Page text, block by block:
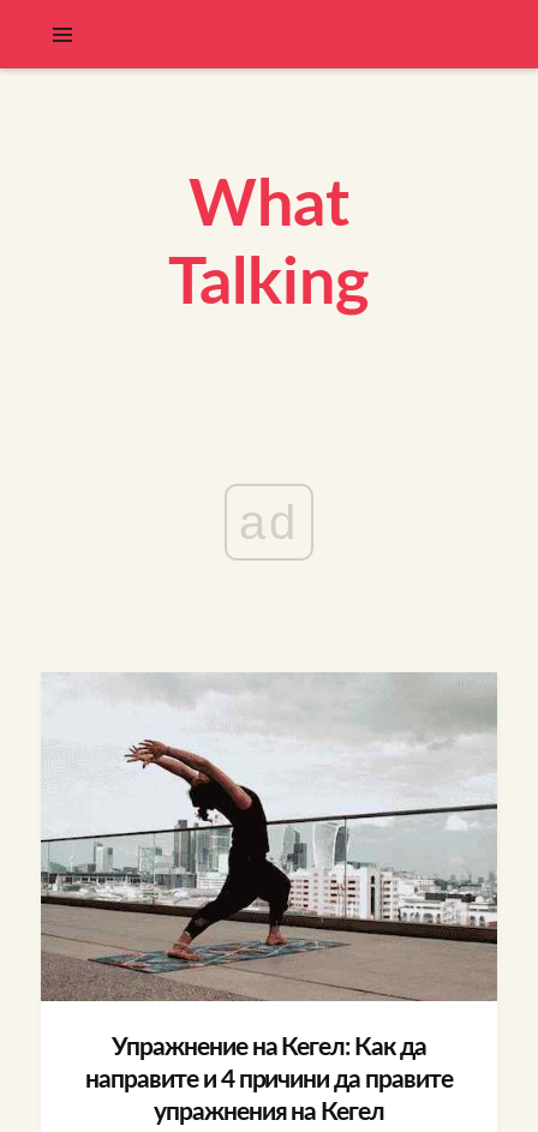
What
Talking
ad
Упражнение на Кегел: Как да
направите и 4 причини да правите
упражнения на Кегел